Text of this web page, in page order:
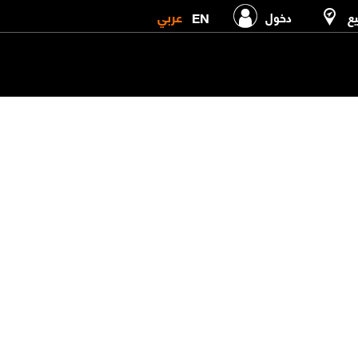
دخول EN عربي